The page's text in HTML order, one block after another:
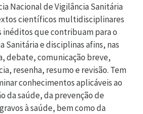
Nacional de Vigilância Sanitária
científicos multidisciplinares
que contribuam para o
Sanitária e disciplinas afins, nas
debate, comunicação breve,
resenha, resumo e revisão. Tem
conhecimentos aplicáveis ao
da saúde, da prevenção de
à saúde, bem como da